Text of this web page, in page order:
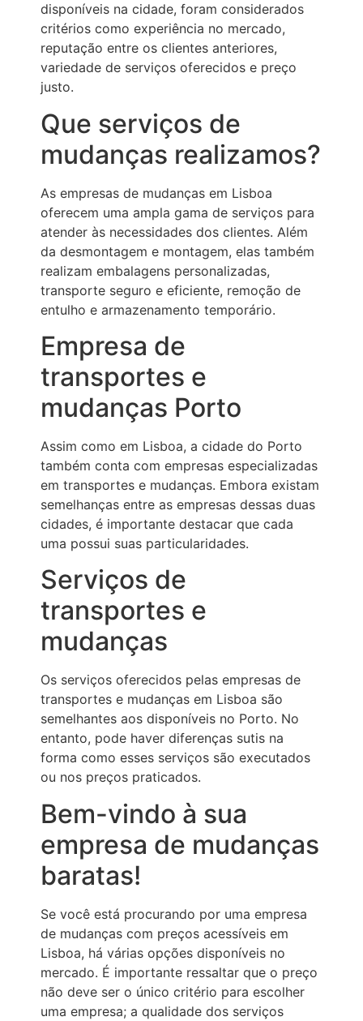
disponíveis na cidade, foram considerados
critérios como experiência no mercado,
reputação entre os clientes anteriores,
variedade de serviços oferecidos e preço
justo.
Que serviços de
mudanças realizamos?
As empresas de mudanças em Lisboa
oferecem uma ampla gama de serviços para
atender às necessidades dos clientes. Além
da desmontagem e montagem, elas também
realizam embalagens personalizadas,
transporte seguro e eficiente, remoção de
entulho e armazenamento temporário.
Empresa de
transportes e
mudanças Porto
Assim como em Lisboa, a cidade do Porto
também conta com empresas especializadas
em transportes e mudanças. Embora existam
semelhanças entre as empresas dessas duas
cidades, é importante destacar que cada
uma possui suas particularidades.
Serviços de
transportes e
mudanças
Os serviços oferecidos pelas empresas de
transportes e mudanças em Lisboa são
semelhantes aos disponíveis no Porto. No
entanto, pode haver diferenças sutis na
forma como esses serviços são executados
ou nos preços praticados.
Bem-vindo à sua
empresa de mudanças
baratas!
Se você está procurando por uma empresa
de mudanças com preços acessíveis em
Lisboa, há várias opções disponíveis no
mercado. É importante ressaltar que o preço
não deve ser o único critério para escolher
uma empresa; a qualidade dos serviços